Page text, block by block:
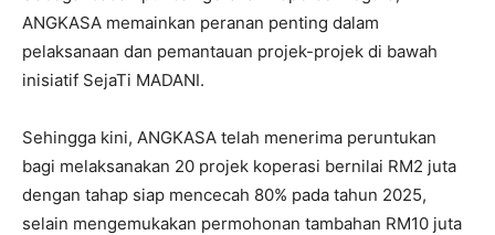
ANGKASA memainkan peranan penting dalam
pelaksanaan dan pemantauan projek-projek di bawah
inisiatif SejaTi MADANI.
Sehingga kini, ANGKASA telah menerima peruntukan
bagi melaksanakan 20 projek koperasi bernilai RM2 juta
dengan tahap siap mencecah 80% pada tahun 2025,
selain mengemukakan permohonan tambahan RM10 juta